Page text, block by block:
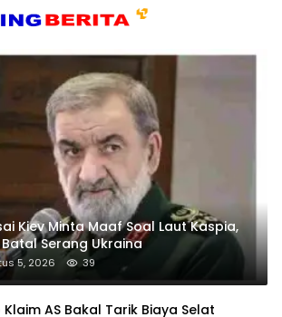
Kiev Minta Maaf Soal Laut Kaspia,
Serang Ukraina
5, 2026 39
AS Bakal Tarik Biaya Selat